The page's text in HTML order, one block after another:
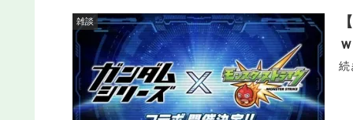
雑談
続